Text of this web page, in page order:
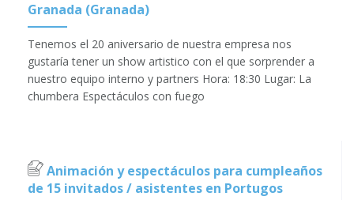
Granada (Granada)
Tenemos el 20 aniversario de nuestra empresa nos
gustaría tener un show artistico con el que sorprender a
nuestro equipo interno y partners Hora: 18:30 Lugar: La
chumbera Espectáculos con fuego
Animación y espectáculos para cumpleaños
de 15 invitados / asistentes en Portugos